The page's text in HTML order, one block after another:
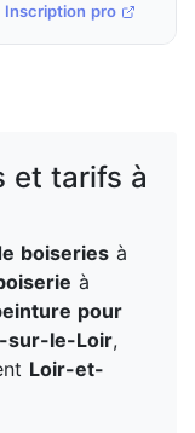
Inscription pro
et tarifs à
boiseries à
à
pour
sur-le-Loir,
Loir-et-